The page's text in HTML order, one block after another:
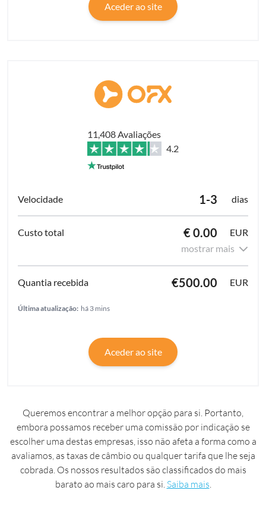
Aceder ao site
11,408 Avaliações
4.2
1-3 dias
€ 0.00
EUR
mostrar mais
€500.00 EUR
Última atualização: há 3 mins
Aceder ao site
Queremos encontrar a melhor opção para si. Portanto,
embora possamos receber uma comissão por indicação se
escolher uma destas empresas, isso não afeta a forma como a
avaliamos, as taxas de câmbio ou qualquer tarifa que lhe seja
cobrada. Os nossos resultados são classificados do mais
barato ao mais caro para si. Saiba mais.